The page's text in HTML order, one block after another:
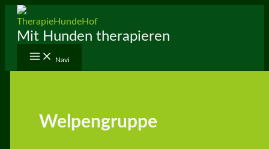
Zum
Inhalt
springen
Mit Hunden therapieren
Navi
Welpengruppe